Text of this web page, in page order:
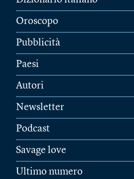
Oroscopo
Pubblicità
Paesi
Autori
Newsletter
Podcast
Savage love
Ultimo numero